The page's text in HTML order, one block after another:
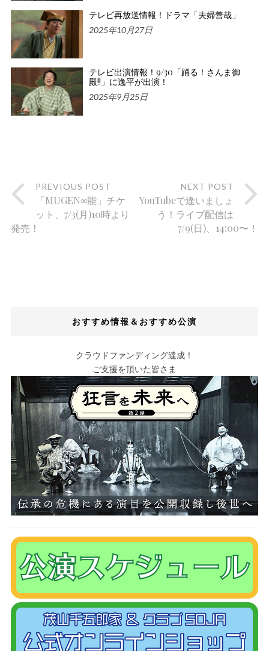
テレビ再放送情報！ドラマ「夫婦善哉」
2025年10月27日
テレビ出演情報！9/30「踊る！さんま御
殿!!」に逸平が出演！
2025年9月25日
PREVIOUS POST
「MUGEN∞能」チケ
ット、7/3(月)10時より
発売！
NEXT POST
YouTubeで逢いましょ
う！ライブ配信は
7/9(日)、14:00〜！
おすすめ情報＆おすすめ公演
クラウドファンディング達成！
ご支援を頂いた皆さま